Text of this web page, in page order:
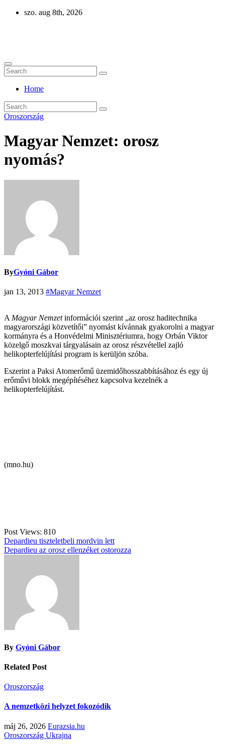
Skip
szo. aug 8th, 2026
Home
Oroszország
Magyar Nemzet: orosz
nyomás?
ByGyóni Gábor
jan 13, 2013 #Magyar Nemzet
AMagyar Nemzetinformációi szerint „az orosz haditechnika
magyarországi közvetítői” nyomást kívánnak gyakorolni a magyar
kormányra és a Honvédelmi Minisztériumra, hogy Orbán Viktor
közelgő moszkvai tárgyalásain az orosz részvétellel zajló
helikopterfelújítási program is kerüljön szóba.
Eszerint a Paksi Atomerőmű üzemidőhosszabbításához és egy új
erőművi blokk megépítéséhez kapcsolva kezelnék a
helikopterfelújítást.
(mno.hu)
Post Views: 810
Bejegyzés
navigáció
Depardieu tiszteletbeli mordvin lett
Depardieu az orosz ellenzéket ostorozza
By Gyóni Gábor
Related Post
Oroszország
A nemzetközi helyzet fokozódik
máj 26, 2026 Eurazsia.hu
Oroszország Ukrajna